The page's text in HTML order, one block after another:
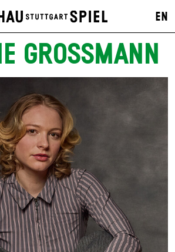
EN
GROSSMANN